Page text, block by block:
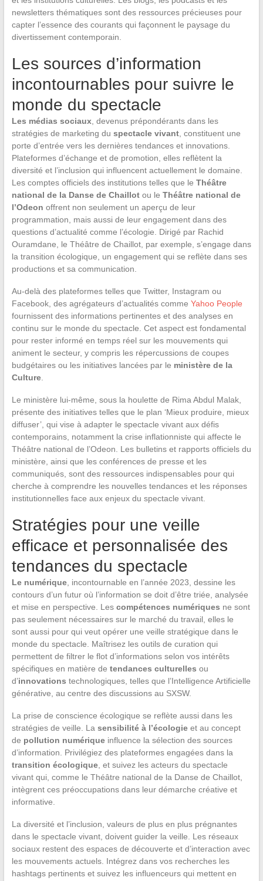
newsletters thématiques sont des ressources précieuses pour
capter l’essence des courants qui façonnent le paysage du
divertissement contemporain.
Les sources d’information
incontournables pour suivre le
monde du spectacle
Les médias sociaux, devenus prépondérants dans les
stratégies de marketing du spectacle vivant, constituent une
porte d’entrée vers les dernières tendances et innovations.
Plateformes d’échange et de promotion, elles reflètent la
diversité et l’inclusion qui influencent actuellement le domaine.
Les comptes officiels des institutions telles que le Théâtre
national de la Danse de Chaillotou le Théâtre national de
l’Odeon offrent non seulement un aperçu de leur
programmation, mais aussi de leur engagement dans des
questions d’actualité comme l’écologie. Dirigé par Rachid
Ouramdane, le Théâtre de Chaillot, par exemple, s’engage dans
la transition écologique, un engagement qui se reflète dans ses
productions et sa communication.
Au-delà des plateformes telles que Twitter, Instagram ou
Facebook, des agrégateurs d’actualités comme Yahoo People
fournissent des informations pertinentes et des analyses en
continu sur le monde du spectacle. Cet aspect est fondamental
pour rester informé en temps réel sur les mouvements qui
animent le secteur, y compris les répercussions de coupes
budgétaires ou les initiatives lancées par le ministère de la
Culture.
Le ministère lui-même, sous la houlette de Rima Abdul Malak,
présente des initiatives telles que le plan ‘Mieux produire, mieux
diffuser’, qui vise à adapter le spectacle vivant aux défis
contemporains, notamment la crise inflationniste qui affecte le
Théâtre national de l’Odeon. Les bulletins et rapports officiels du
ministère, ainsi que les conférences de presse et les
communiqués, sont des ressources indispensables pour qui
cherche à comprendre les nouvelles tendances et les réponses
institutionnelles face aux enjeux du spectacle vivant.
Stratégies pour une veille
efficace et personnalisée des
tendances du spectacle
Le numérique, incontournable en l’année 2023, dessine les
contours d’un futur où l’information se doit d’être triée, analysée
et mise en perspective. Les compétences numériques ne sont
pas seulement nécessaires sur le marché du travail, elles le
sont aussi pour qui veut opérer une veille stratégique dans le
monde du spectacle. Maîtrisez les outils de curation qui
permettent de filtrer le flot d’informations selon vos intérêts
spécifiques en matière de tendances culturelles ou
d’innovations technologiques, telles que l’Intelligence Artificielle
générative, au centre des discussions au SXSW.
La prise de conscience écologique se reflète aussi dans les
stratégies de veille. La sensibilité à l’écologieet au concept
de pollution numériqueinfluence la sélection des sources
d’information. Privilégiez des plateformes engagées dans la
transition écologique, et suivez les acteurs du spectacle
vivant qui, comme le Théâtre national de la Danse de Chaillot,
intègrent ces préoccupations dans leur démarche créative et
informative.
La diversité et l’inclusion, valeurs de plus en plus prégnantes
dans le spectacle vivant, doivent guider la veille. Les réseaux
sociaux restent des espaces de découverte et d’interaction avec
les mouvements actuels. Intégrez dans vos recherches les
hashtags pertinents et suivez les influenceurs qui mettent en